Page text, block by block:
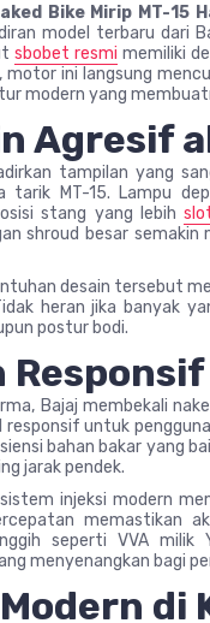
Bike Mirip MT-15
model terbaru dari
sbobet resmi memiliki
motor ini langsung
modern yang
Agresif
tampilan yang
tarik MT-15. Lampu
stang yang lebih
shroud besar
desain tersebut
heran jika banyak
postur bodi.
Bajaj membekali
responsif untuk
bahan bakar yang
jarak pendek.
sistem injeksi modern
memastikan
seperti VVA milik
menyenangkan bagi
di